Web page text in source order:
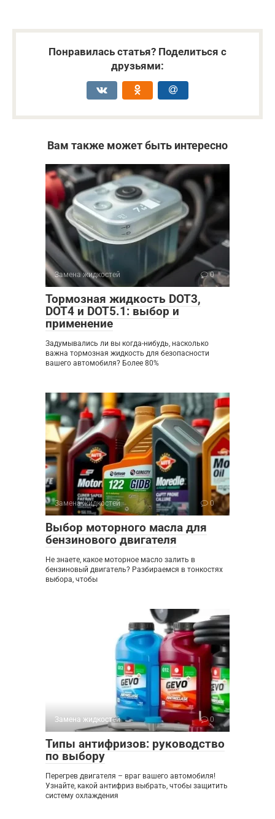
Понравилась статья? Поделиться с
друзьями:
Вам также может быть интересно
Замена жидкостей 0
Тормозная жидкость DOT3,
DOT4 и DOT5.1: выбор и
применение
Задумывались ли вы когда-нибудь, насколько
важна тормозная жидкость для безопасности
вашего автомобиля? Более 80%
Замена жидкостей 0
Выбор моторного масла для
бензинового двигателя
Не знаете, какое моторное масло залить в
бензиновый двигатель? Разбираемся в тонкостях
выбора, чтобы
Замена жидкостей 0
Типы антифризов: руководство
по выбору
Перегрев двигателя – враг вашего автомобиля!
Узнайте, какой антифриз выбрать, чтобы защитить
систему охлаждения